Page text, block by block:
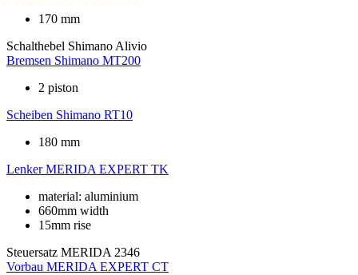
170 mm
Schalthebel Shimano Alivio
Bremsen Shimano MT200
2 piston
Scheiben Shimano RT10
180 mm
Lenker MERIDA EXPERT TK
material: aluminium
660mm width
15mm rise
Steuersatz MERIDA 2346
Vorbau MERIDA EXPERT CT